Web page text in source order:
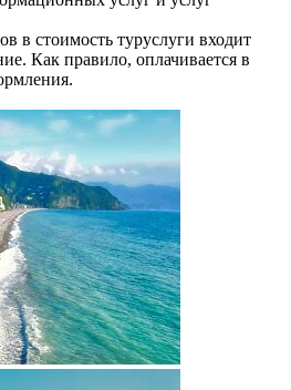
в стоимость туруслуги входит
Как правило, оплачивается в